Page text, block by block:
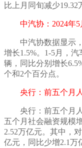
比上月同旬减少19.32
中汽协： 2024年
中汽协数据显示，
增长1.5%。1-5月，
辆，同比分别增长
个和2个百分点。
央行：前五个月
央行：前五个月
五个月社会融资规模
2.52万亿元。其中，
亿元，同比少增2.1万